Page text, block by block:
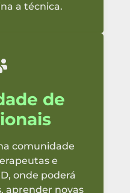
a técnica.
de
comunidade
e
onde poderá
aprender novas